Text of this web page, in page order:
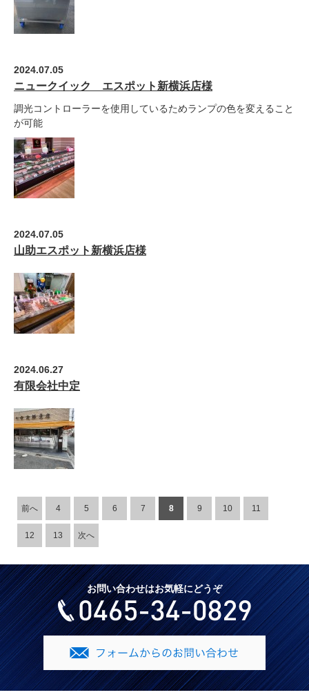
2024.07.05
ニュークイック エスポット新横浜店様
調光コントローラーを使用しているためランプの色を変えること
が可能
2024.07.05
山助エスポット新横浜店様
2024.06.27
有限会社中定
前へ 4 5 6 7 8 9 10 11
12 13 次へ
お問い合わせはお気軽にどうぞ